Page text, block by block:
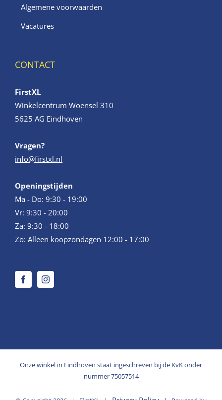
Algemene voorwaarden
Vacatures
CONTACT
FirstXL
Winkelcentrum Woensel 310
5625 AG Eindhoven
Vragen?
info@firstxl.nl
Openingstijden
Ma - Do: 9:30 - 19:00
Vr: 9:30 - 20:00
Za: 9:30 - 18:00
Zo: Alleen koopzondagen 12:00 - 17:00
Onze winkel in Eindhoven staat ingeschreven bij de KvK onder
nummer 75057514